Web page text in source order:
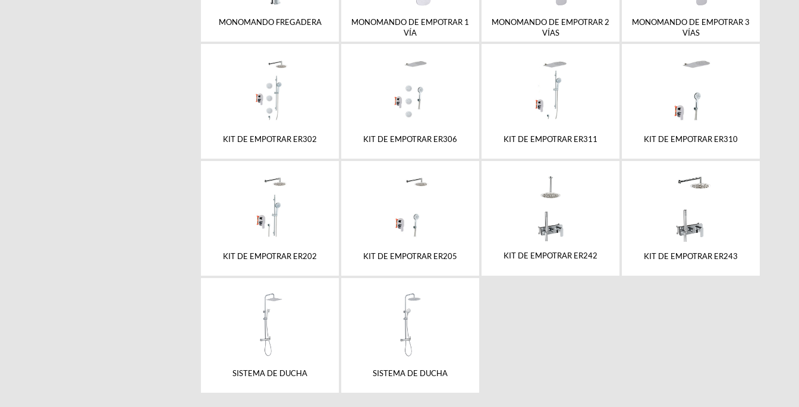
MONOMANDO FREGADERA
MONOMANDO DE EMPOTRAR 1
VÍA
MONOMANDO DE EMPOTRAR 2
VÍAS
MONOMANDO DE EMPOTRAR 3
VÍAS
KIT DE EMPOTRAR ER302 KIT DE EMPOTRAR ER306 KIT DE EMPOTRAR ER311 KIT DE EMPOTRAR ER310
KIT DE EMPOTRAR ER202 KIT DE EMPOTRAR ER205 KIT DE EMPOTRAR ER242 KIT DE EMPOTRAR ER243
SISTEMA DE DUCHA SISTEMA DE DUCHA